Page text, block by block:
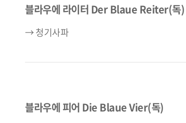
블라우에 라이터 Der Blaue Reiter(독)
→ 청기사파
블라우에 피어 Die Blaue Vier(독)